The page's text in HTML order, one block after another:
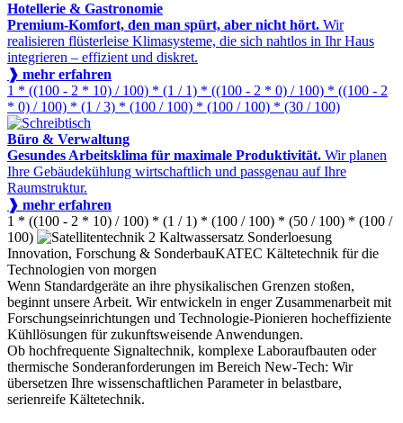
Hotellerie & Gastronomie
Premium-Komfort, den man spürt, aber nicht hört. Wir
realisieren flüsterleise Klimasysteme, die sich nahtlos in Ihr Haus
integrieren – effizient und diskret.
❱ mehr erfahren
1 * ((100 - 2 * 10) / 100) * (1 / 1) * ((100 - 2 * 0) / 100) * ((100 - 2
* 0) / 100) * (1 / 3) * (100 / 100) * (100 / 100) * (30 / 100)
Büro & Verwaltung
Gesundes Arbeitsklima für maximale Produktivität. Wir planen
Ihre Gebäudekühlung wirtschaftlich und passgenau auf Ihre
Raumstruktur.
❱ mehr erfahren
1 * ((100 - 2 * 10) / 100) * (1 / 1) * (100 / 100) * (50 / 100) * (100 /
100)
Innovation, Forschung & SonderbauKATEC Kältetechnik für die
Technologien von morgen
Wenn Standardgeräte an ihre physikalischen Grenzen stoßen,
beginnt unsere Arbeit. Wir entwickeln in enger Zusammenarbeit mit
Forschungseinrichtungen und Technologie-Pionieren hocheffiziente
Kühllösungen für zukunftsweisende Anwendungen.
Ob hochfrequente Signaltechnik, komplexe Laboraufbauten oder
thermische Sonderanforderungen im Bereich New-Tech: Wir
übersetzen Ihre wissenschaftlichen Parameter in belastbare,
serienreife Kältetechnik.